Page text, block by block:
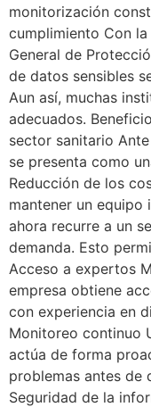
monitorización
cumplimiento Con
General de
de datos sensibles
Aun así, muchas
adecuados.
sector sanitario
se presenta como
Reducción de los
mantener un
ahora recurre a un
demanda. Esto
Acceso a expertos
empresa obtiene
con experiencia en
Monitoreo continuo
actúa de forma
problemas antes de
Seguridad de la